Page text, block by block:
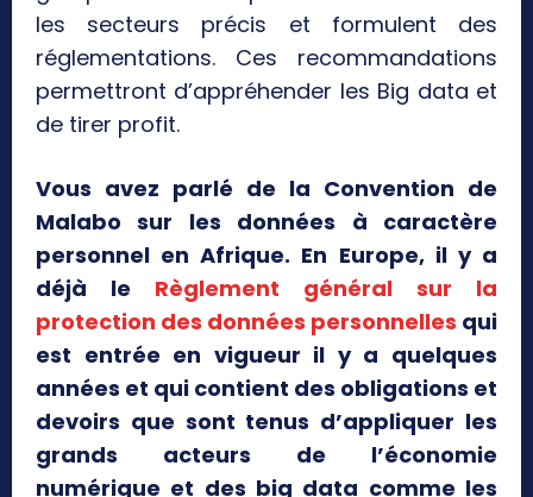
les secteurs précis et formulent des
réglementations. Ces recommandations
permettront d’appréhender les Big data et
de tirer profit.
Vous avez parlé de la Convention de
Malabo sur les données à caractère
personnel en Afrique. En Europe, il y a
déjà le Règlement général sur la
protection des données personnelles qui
est entrée en vigueur il y a quelques
années et qui contient des obligations et
devoirs que sont tenus d’appliquer les
grands acteurs de l’économie
numérique et des big data comme les